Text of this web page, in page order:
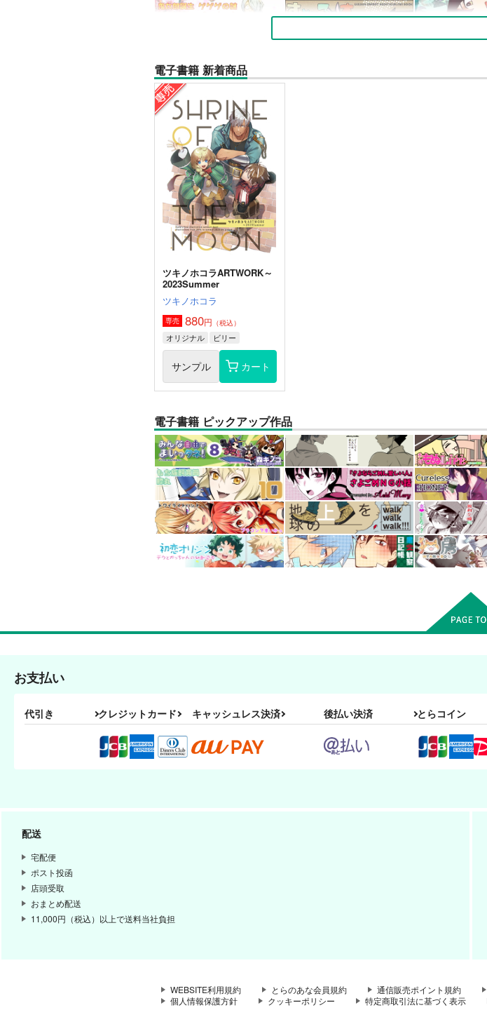
電子書籍 新着商品
ツキノホコラARTWORK～
2023Summer
ツキノホコラ
専売 880円 （税込）
オリジナル ビリー
サンプル カート
電子書籍 ピックアップ作品
お支払い
代引き クレジットカード キャッシュレス決済 後払い決済 とらコイン
配送
宅配便
ポスト投函
店頭受取
おまとめ配送
11,000円（税込）以上で送料当社負担
WEBSITE利用規約 とらのあな会員規約 通信販売ポイント規約
個人情報保護方針
クッキーポリシー 特定商取引法に基づく表示